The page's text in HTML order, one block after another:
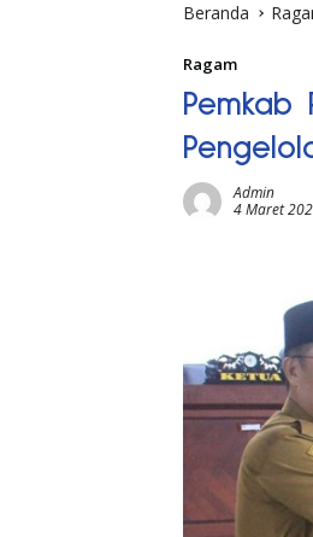
Beranda
Ragam
Pemkab
Admin
4 Maret